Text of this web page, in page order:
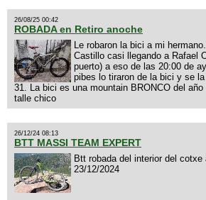
26/08/25 00:42
ROBADA en Retiro anoche
Le robaron la bici a mi
Castillo casi llegando a Rafael
puerto) a eso de las 20:00 de
pibes lo tiraron de la bici y se
31. La bici es una mountain BRONCO del
talle chico
26/12/24 08:13
BTT MASSI TEAM EXPERT
Btt robada del interior del cotxe
23/12/2024